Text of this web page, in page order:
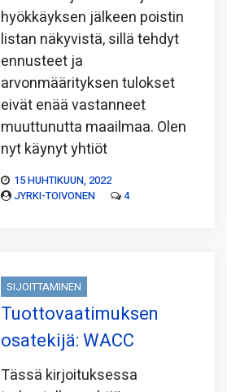
hyökkäyksen jälkeen poistin
listan näkyvistä, sillä tehdyt
ennusteet ja
arvonmäärityksen tulokset
eivät enää vastanneet
muuttunutta maailmaa. Olen
nyt käynyt yhtiöt
15 HUHTIKUUN, 2022
JYRKI-TOIVONEN
4
SIJOITTAMINEN
Tuottovaatimuksen
osatekijä: WACC
Tässä kirjoituksessa